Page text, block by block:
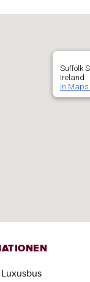
Suffolk
Ireland
In Maps